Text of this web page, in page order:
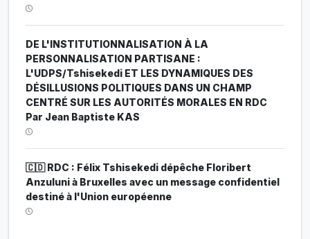
DE L'INSTITUTIONNALISATION À LA
PERSONNALISATION PARTISANE :
L'UDPS/Tshisekedi ET LES DYNAMIQUES DES
DÉSILLUSIONS POLITIQUES DANS UN CHAMP
CENTRÉ SUR LES AUTORITÉS MORALES EN RDC
Par Jean Baptiste KAS
🇨🇩 RDC : Félix Tshisekedi dépêche Floribert
Anzuluni à Bruxelles avec un message confidentiel
destiné à l'Union européenne